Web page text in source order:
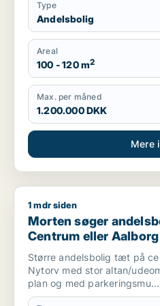
Type
Andelsbolig
Areal
100 - 120 m2
Max. per måned
1.200.000 DKK
Mere
Morten søger andelsbolig i
1 mdr siden
Morten søger
Centrum eller
Større andelsbolig tæt på
Nytorv med stor altan/
plan og med parkeringsmu...